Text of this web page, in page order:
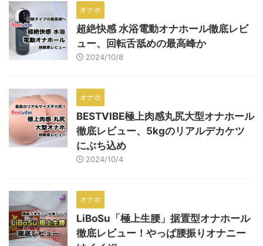
オナホ
超絶快感 水浴電動オナホール徹底レビ
ュー、回転舌舐めの最高峰か
2024/10/8
オナホ
BESTVIBE極上肉感丸尻大型オナホール
徹底レビュー、5kgのリアルデカケツ
にぶち込め
2024/10/4
オナホ
LiBoSu「極上生腰」据置型オナホール
徹底レビュー！やっぱ腰振りオナニー